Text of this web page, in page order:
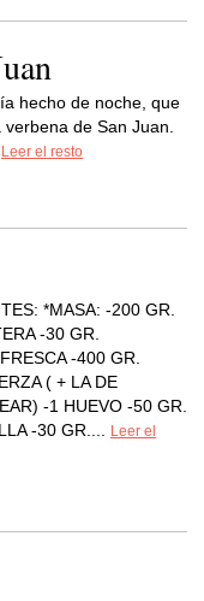
hecho de noche, que
de San Juan.
Leer el resto
*MASA: -200 GR.
-30 GR.
-400 GR.
( + LA DE
-1 HUEVO -50 GR.
-30 GR....
Leer el